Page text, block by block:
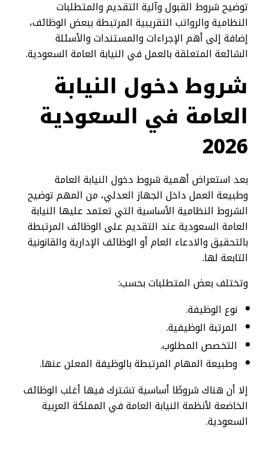
توضيح شروط القبول وآلية التقديم والمتطلبات
النظامية والرواتب التقريبية المرتبطة ببعض الوظائف،
إضافة إلى أهم الإجراءات والمستندات والأسئلة
الشائعة المتعلقة بالعمل في النيابة العامة السعودية.
شروط دخول النيابة
العامة في السعودية
2026
بعد استعراض أهمية شروط دخول النيابة العامة
وطبيعة العمل داخل الجهاز العدلي، من المهم توضيح
الشروط النظامية الأساسية التي تعتمد عليها النيابة
العامة السعودية عند التقديم على الوظائف المرتبطة
بالتحقيق والادعاء العام أو الوظائف الإدارية والقانونية
التابعة لها.
وتختلف بعض المتطلبات بحسب:
نوع الوظيفة.
المرتبة الوظيفية.
التخصص المطلوب.
وطبيعة المهام المرتبطة بالوظيفة المعلن عنها.
إلا أن هناك شروطًا أساسية تشترك فيها أغلب الوظائف
الخاضعة لأنظمة النيابة العامة في المملكة العربية
السعودية.